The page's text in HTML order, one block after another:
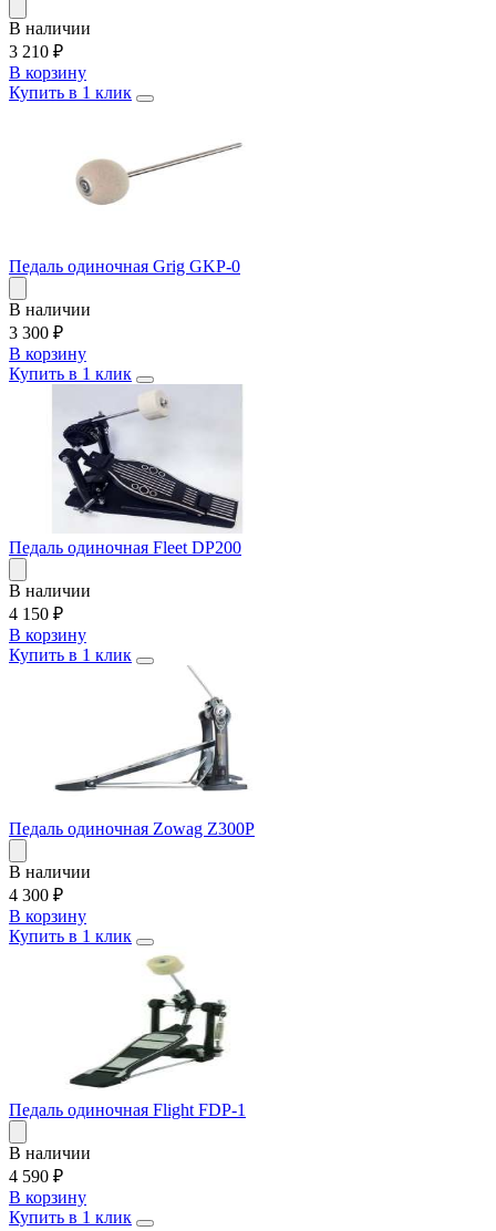
В наличии
3 210 ₽
В корзину
Купить в 1 клик
Педаль одиночная Grig GKP-0
В наличии
3 300 ₽
В корзину
Купить в 1 клик
Педаль одиночная Fleet DP200
В наличии
4 150 ₽
В корзину
Купить в 1 клик
Педаль одиночная Zowag Z300P
В наличии
4 300 ₽
В корзину
Купить в 1 клик
Педаль одиночная Flight FDP-1
В наличии
4 590 ₽
В корзину
Купить в 1 клик